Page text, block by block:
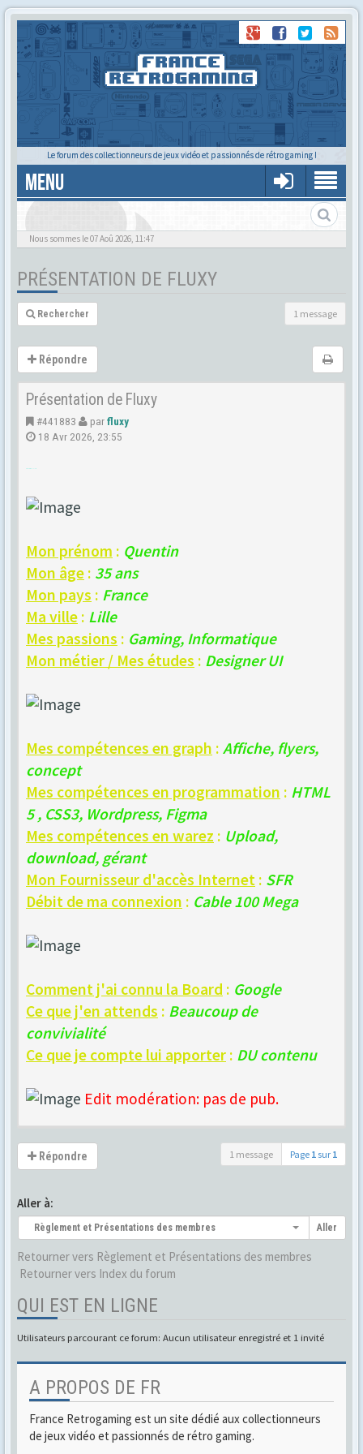
Le forum des collectionneurs de jeux vidéo et passionnés de rétro gaming !
MENU
Nous sommes le 07 Aoû 2026, 11:47
PRÉSENTATION DE FLUXY
1 message
Rechercher
Répondre
Présentation de Fluxy
#441883 parfluxy
18 Avr 2026, 23:55
Mon prénom : Quentin
Mon âge : 35 ans
Mon pays : France
Ma ville : Lille
Mes passions : Gaming, Informatique
Mon métier / Mes études : Designer UI
Mes compétences en graph : Affiche, flyers,
concept
Mes compétences en programmation : HTML
5 , CSS3, Wordpress, Figma
Mes compétences en warez : Upload,
download, gérant
Mon Fournisseur d'accès Internet : SFR
Débit de ma connexion : Cable 100 Mega
Comment j'ai connu la Board : Google
Ce que j'en attends : Beaucoup de
convivialité
Ce que je compte lui apporter : DU contenu
Edit modération: pas de pub.
Répondre 1 message Page 1 sur 1
Aller à:
Règlement et Présentations des membres Aller
Retourner vers Règlement et Présentations des membres
Retourner vers Index du forum
QUI EST EN LIGNE
Utilisateurs parcourant ce forum: Aucun utilisateur enregistré et 1 invité
A PROPOS DE FR
France Retrogaming est un site dédié aux collectionneurs
de jeux vidéo et passionnés de rétro gaming.